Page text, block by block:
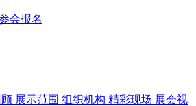
会报名
展示范围 组织机构 精彩现场 展会视